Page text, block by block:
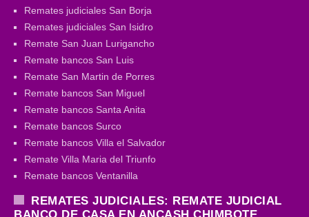
Remates judiciales San Borja
Remates judiciales San Isidro
Remate San Juan Lurigancho
Remate bancos San Luis
Remate San Martin de Porres
Remate bancos San Miguel
Remate bancos Santa Anita
Remate bancos Surco
Remate bancos Villa el Salvador
Remate Villa Maria del Triunfo
Remate bancos Ventanilla
REMATES JUDICIALES: REMATE JUDICIAL